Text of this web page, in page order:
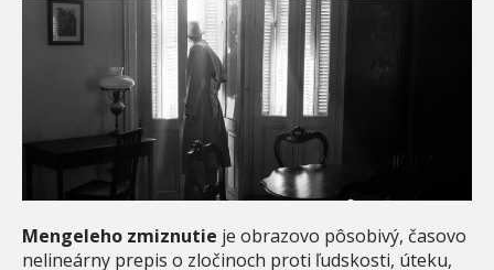
Mengeleho zmiznutie je obrazovo pôsobivý, časovo
nelineárny prepis o zločinoch proti ľudskosti, úteku,